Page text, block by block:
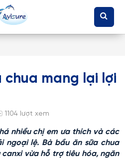
chua mang lại lợi
1104 lượt xem
nhiều chị em ưa thích và các
ngoại lệ. Bà bầu ăn sữa chua
vừa hỗ trợ tiêu hóa, ngăn